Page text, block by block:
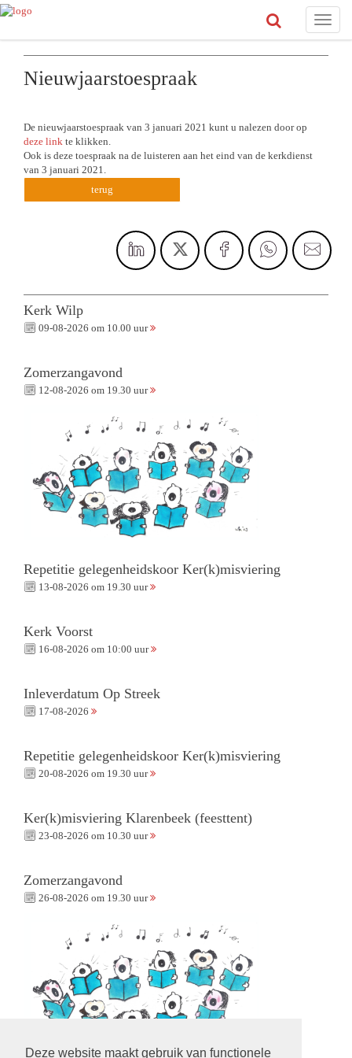
Deze website maakt gebruik van functionele
Toggle
Nieuwjaarstoespraak
De nieuwjaarstoespraak van 3 januari 2021 kunt u nalezen door op
deze link te klikken.
Ook is deze toespraak na de luisteren aan het eind van de kerkdienst
van 3 januari 2021.
terug
Kerk Wilp
09-08-2026 om 10.00 uur
Zomerzangavond
12-08-2026 om 19.30 uur
Repetitie gelegenheidskoor Ker(k)misviering
13-08-2026 om 19.30 uur
Kerk Voorst
16-08-2026 om 10:00 uur
Inleverdatum Op Streek
17-08-2026
Repetitie gelegenheidskoor Ker(k)misviering
20-08-2026 om 19.30 uur
Ker(k)misviering Klarenbeek (feesttent)
23-08-2026 om 10.30 uur
Zomerzangavond
26-08-2026 om 19.30 uur